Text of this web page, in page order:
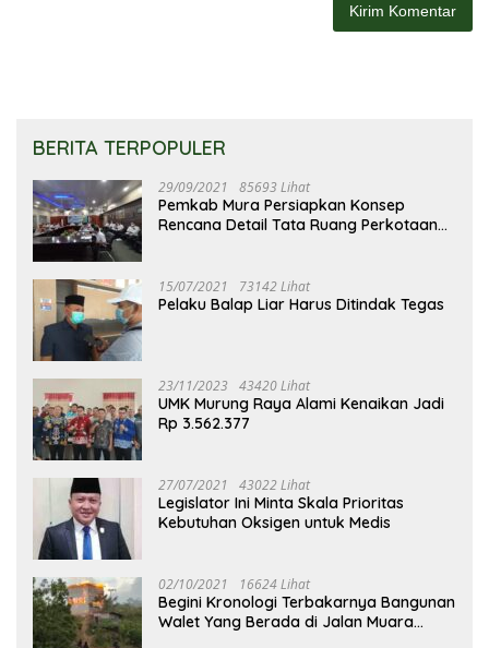
BERITA TERPOPULER
29/09/2021 85693 Lihat
Pemkab Mura Persiapkan Konsep
Rencana Detail Tata Ruang Perkotaan
15/07/2021 73142 Lihat
Pelaku Balap Liar Harus Ditindak Tegas
23/11/2023 43420 Lihat
UMK Murung Raya Alami Kenaikan Jadi
Rp 3.562.377
27/07/2021 43022 Lihat
Legislator Ini Minta Skala Prioritas
Kebutuhan Oksigen untuk Medis
02/10/2021 16624 Lihat
Begini Kronologi Terbakarnya Bangunan
Walet Yang Berada di Jalan Muara